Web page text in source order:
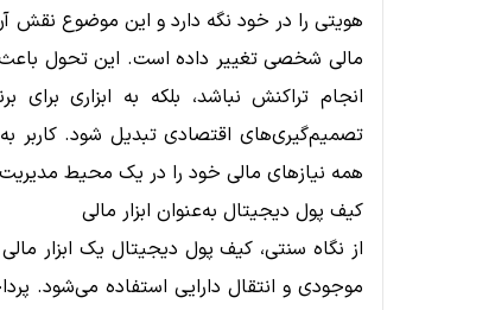
هویتی را در خود نگه دارد و این موضوع نقش
مالی شخصی تغییر داده است. این تحول
انجام تراکنش نباشد، بلکه به ابزاری برای
تصمیم‌گیری‌های اقتصادی تبدیل شود. کاربر
همه نیازهای مالی خود را در یک محیط
کیف پول دیجیتال به‌عنوان ابزار مالی
از نگاه سنتی، کیف پول دیجیتال یک ابزار
موجودی و انتقال دارایی استفاده می‌شود.